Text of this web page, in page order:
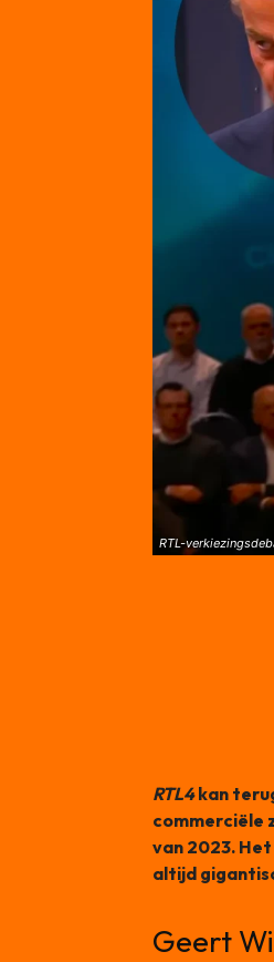
RTL-
RTL4kan
commerciële
van 2023.
altijd
Geert